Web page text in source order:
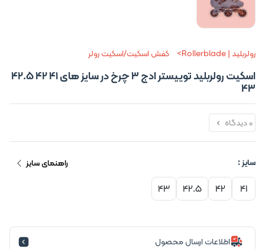
رولربلید | Rollerblade کفش اسکیت/اسکیت رولر
اسکیت رولربلید توییستر ادج 3 چرخ در سایز های 41 42 42.5
43
0 دیدگاه
سایز : راهنمای سایز
41
42
42.5
43
اطلاعات ارسال محصول